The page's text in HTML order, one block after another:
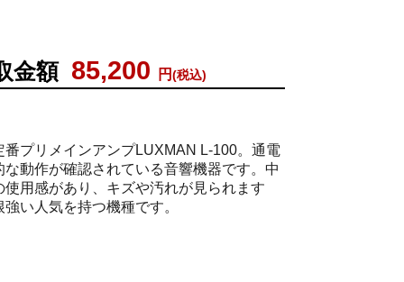
金額 85,200 円(税込)
番プリメインアンプLUXMAN L-100。通電
動作が確認されている音響機器です。中
使用感があり、キズや汚れが見られます
い人気を持つ機種です。